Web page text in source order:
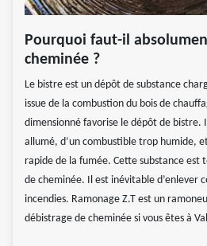
Pourquoi faut-il
cheminée ?
Le bistre est un dépôt de substance
issue de la combustion du bois de
dimensionné favorise le dépôt de bistre.
allumé, d’un combustible trop humide,
rapide de la fumée. Cette substance est
de cheminée. Il est inévitable d’enlever
incendies. Ramonage Z.T est un
débistrage de cheminée si vous êtes à